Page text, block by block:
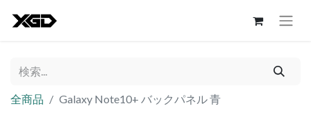
全商品 Galaxy Note10+ バックパネル 青